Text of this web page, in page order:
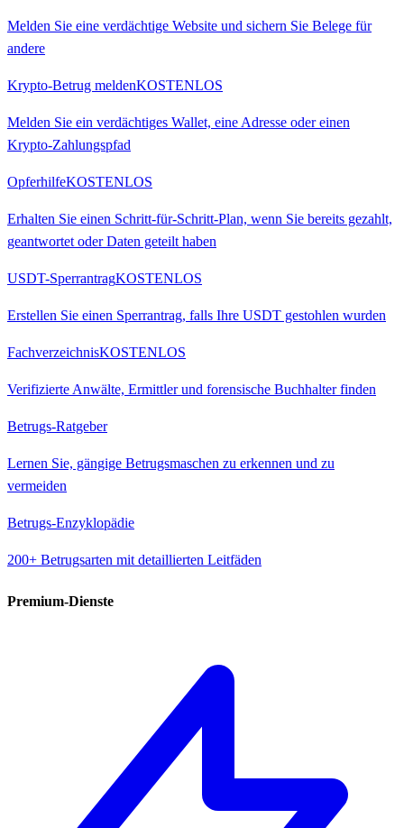
Melden Sie eine verdächtige Website und sichern Sie Belege für
andere
Krypto-Betrug meldenKOSTENLOS
Melden Sie ein verdächtiges Wallet, eine Adresse oder einen
Krypto-Zahlungspfad
OpferhilfeKOSTENLOS
Erhalten Sie einen Schritt-für-Schritt-Plan, wenn Sie bereits gezahlt,
geantwortet oder Daten geteilt haben
USDT-SperrantragKOSTENLOS
Erstellen Sie einen Sperrantrag, falls Ihre USDT gestohlen wurden
FachverzeichnisKOSTENLOS
Verifizierte Anwälte, Ermittler und forensische Buchhalter finden
Betrugs-Ratgeber
Lernen Sie, gängige Betrugsmaschen zu erkennen und zu
vermeiden
Betrugs-Enzyklopädie
200+ Betrugsarten mit detaillierten Leitfäden
Premium-Dienste